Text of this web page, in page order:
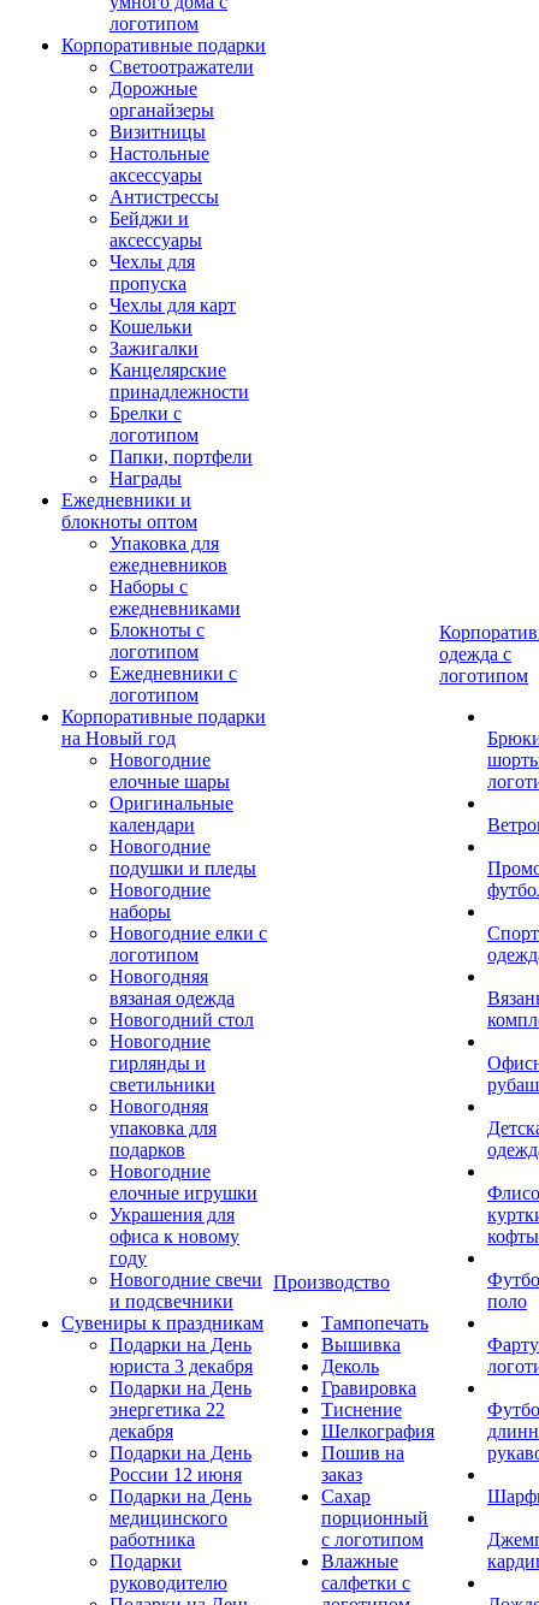
логотипом
Корпоративные подарки
Светоотражатели
Дорожные
органайзеры
Визитницы
Настольные
аксессуары
Антистрессы
Бейджи и
аксессуары
Чехлы для
пропуска
Чехлы для карт
Кошельки
Зажигалки
Канцелярские
принадлежности
Брелки с
логотипом
Папки, портфели
Награды
Ежедневники и
блокноты оптом
Упаковка для
ежедневников
Наборы с
ежедневниками
Блокноты с
логотипом
Ежедневники с
логотипом
Корпоративные подарки
на Новый год
Новогодние
елочные шары
Оригинальные
календари
Новогодние
подушки и пледы
Новогодние
наборы
Новогодние елки с
логотипом
Новогодняя
вязаная одежда
Новогодний стол
Новогодние
гирлянды и
светильники
Новогодняя
упаковка для
подарков
Новогодние
елочные игрушки
Украшения для
офиса к новому
году
Новогодние свечи
и подсвечники
Сувениры к праздникам
Подарки на День
юриста 3 декабря
Подарки на День
энергетика 22
декабря
Подарки на День
России 12 июня
Подарки на День
медицинского
работника
Подарки
руководителю
Производство
Тампопечать
Вышивка
Деколь
Гравировка
Тиснение
Шелкография
Пошив на
заказ
Сахар
порционный
с логотипом
Влажные
салфетки с
одежда с
логотипом
кофты
поло